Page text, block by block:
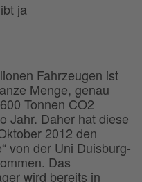
ja
Fahrzeugen ist
Menge, genau
Tonnen CO2
Jahr. Daher hat diese
2012 den
von der Uni Duisburg-
Das
wird bereits in